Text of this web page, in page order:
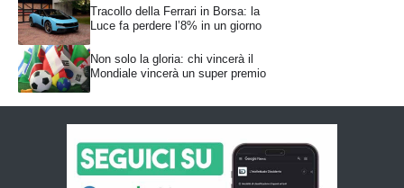
Tracollo della Ferrari in Borsa: la
Luce fa perdere l’8% in un giorno
Non solo la gloria: chi vincerà il
Mondiale vincerà un super premio